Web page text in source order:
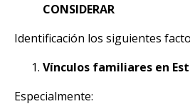
CONSIDERAR
Identificación los siguientes
Vínculos familiares en
Especialmente: